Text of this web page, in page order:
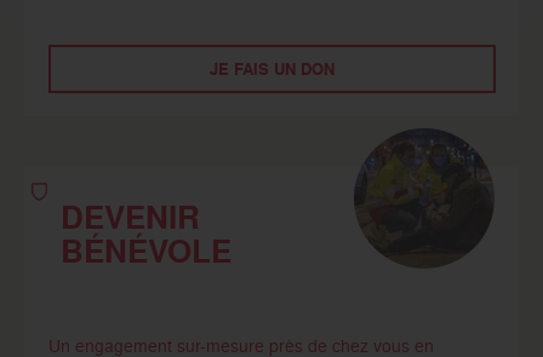
JE FAIS UN DON
DEVENIR
BÉNÉVOLE
Un engagement sur-mesure près de chez vous en